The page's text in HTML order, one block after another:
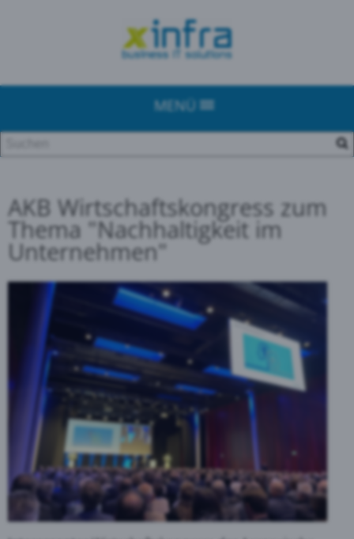
MENÜ
AKB Wirtschaftskongress zum
Thema "Nachhaltigkeit im
Unternehmen"